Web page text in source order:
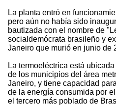
La planta entró en
pero aún no había sido
bautizada con el nombre de
socialdemócrata brasileño y
Janeiro que murió en junio de
La termoeléctrica está
de los municipios del área
Janeiro, y tiene capacidad
de la energía consumida por
el tercero más poblado de